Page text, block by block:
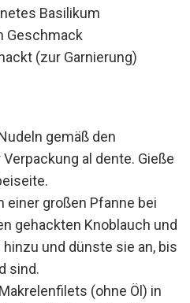
Basilikum
Geschmack
(zur Garnierung)
gemäß den
al dente. Gieße
einer großen Pfanne bei
gehackten Knoblauch und
und dünste sie an, bis
sind.
(ohne Öl) in